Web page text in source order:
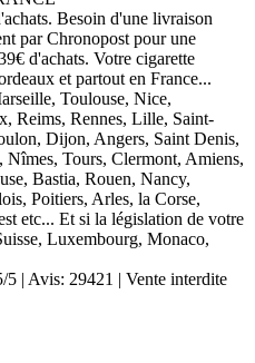
Besoin d'une livraison
par Chronopost pour une
d'achats. Votre cigarette
et partout en France...
Toulouse, Nice,
Reims, Rennes, Lille, Saint-
Dijon, Angers, Saint Denis,
Tours, Clermont, Amiens,
Bastia, Rouen, Nancy,
Poitiers, Arles, la Corse,
etc... Et si la législation de votre
Luxembourg, Monaco,
/5 | Avis: 29421 | Vente interdite